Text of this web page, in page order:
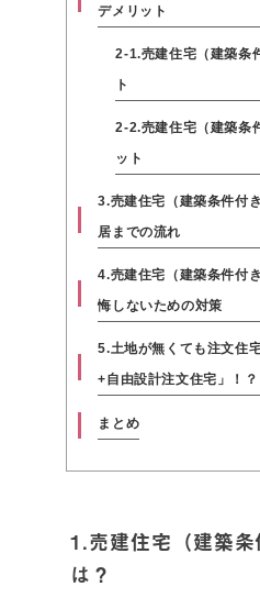
デメリット
2-1.売建住宅（建築条
ト
2-2.売建住宅（建築条
ット
3.売建住宅（建築条件付
居までの流れ
4.売建住宅（建築条件付
悔しないための対策
5.土地が無くても注文住
+自由設計注文住宅」！？
まとめ
1.売建住宅（建築
は？